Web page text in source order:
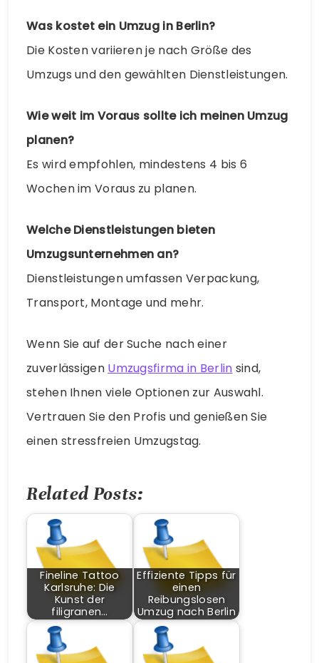
Was kostet ein Umzug in Berlin?
Die Kosten variieren je nach Größe des
Umzugs und den gewählten Dienstleistungen.
Wie weit im Voraus sollte ich meinen Umzug
planen?
Es wird empfohlen, mindestens 4 bis 6
Wochen im Voraus zu planen.
Welche Dienstleistungen bieten
Umzugsunternehmen an?
Dienstleistungen umfassen Verpackung,
Transport, Montage und mehr.
Wenn Sie auf der Suche nach einer
zuverlässigen Umzugsfirma in Berlin sind,
stehen Ihnen viele Optionen zur Auswahl.
Vertrauen Sie den Profis und genießen Sie
einen stressfreien Umzugstag.
Related Posts:
Fineline Tattoo
Karlsruhe: Die
Kunst der
filigranen…
Effiziente Tipps für
einen
Reibungslosen
Umzug nach Berlin